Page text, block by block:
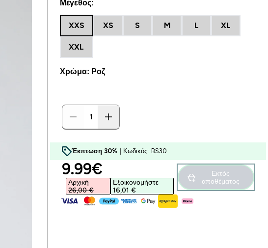
Μέγεθος:
XXS XS S M L XL
XXL
Χρώμα: Ροζ
Έκπτωση 30% | Κωδικός: BS30
discounted price
9.99€‎
Αρχική
26,00 €‎
Εξοικονομήστε
16,01 €‎
Εκτός
αποθέματος